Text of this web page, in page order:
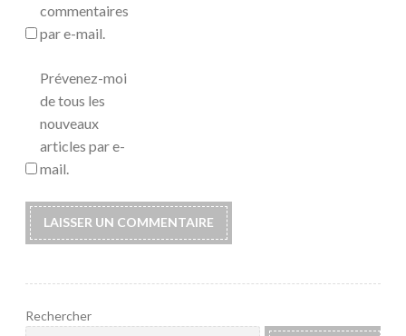
commentaires
par e-mail.
Prévenez-moi
de tous les
nouveaux
articles par e-
mail.
Rechercher